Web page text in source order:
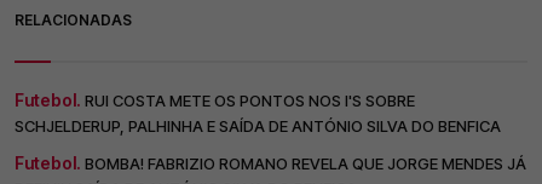
RELACIONADAS
Futebol. RUI COSTA METE OS PONTOS NOS I'S SOBRE
SCHJELDERUP, PALHINHA E SAÍDA DE ANTÓNIO SILVA DO BENFICA
Futebol. BOMBA! FABRIZIO ROMANO REVELA QUE JORGE MENDES JÁ